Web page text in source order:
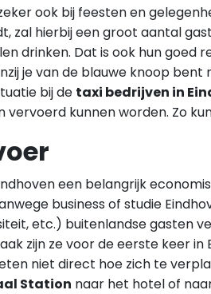
ook bij feesten en
zal hierbij een groot aantal
drinken. Dat is ook hun
je van de blauwe knoop bent
bij de taxi bedrijven in
kunnen worden. Zo
een belangrijk
business of studie
etc.) buitenlandse gasten
zijn ze voor de eerste keer
niet direct hoe zich te
Station naar het hotel of